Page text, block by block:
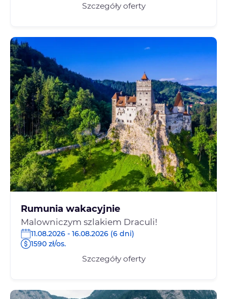
Szczegóły oferty
Rumunia wakacyjnie
Malowniczym szlakiem Draculi!
11.08.2026 - 16.08.2026 (6 dni)
1590 zł/os.
Szczegóły oferty